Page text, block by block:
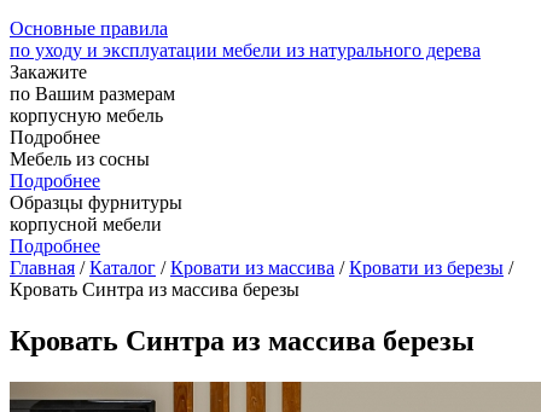
Основные правила
по уходу и эксплуатации мебели из натурального дерева
Закажите
по Вашим размерам
корпусную мебель
Подробнее
Мебель из сосны
Подробнее
Образцы фурнитуры
корпусной мебели
Подробнее
Главная /Каталог /Кровати из массива /Кровати из березы /
Кровать Синтра из массива березы
Кровать Синтра из массива березы